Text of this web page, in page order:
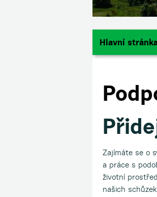
Hlavní
Zajímáte se o
a práce s
životní
našich